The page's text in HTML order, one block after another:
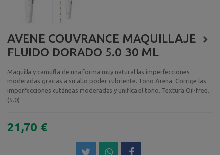
AVENE COUVRANCE MAQUILLAJE
FLUIDO DORADO 5.0 30 ML
Maquilla y camufla de una forma muy natural las imperfecciones
moderadas gracias a su alto poder cubriente. Tono Arena. Corrige las
imperfecciones cutáneas moderadas y unifica el tono. Textura Oil-free.
(5.0)
21,70 €